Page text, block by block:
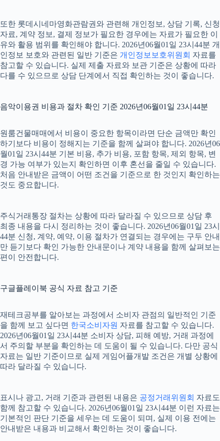
또한 롯데시네마영화관람권와 관련해 개인정보, 상담 기록, 신청
자료, 계약 정보, 결제 정보가 필요한 경우에는 자료가 필요한 이
유와 활용 범위를 확인해야 합니다. 2026년06월01일 23시44분 개
인정보 보호와 관련된 일반 기준은 개인정보보호위원회 자료를
참고할 수 있습니다. 실제 제출 자료와 보관 기준은 상황에 따라
다를 수 있으므로 상담 단계에서 직접 확인하는 것이 좋습니다.
음악이용권 비용과 절차 확인 기준 2026년06월01일 23시44분
원룸건물매매에서 비용이 중요한 항목이라면 단순 금액만 확인
하기보다 비용이 정해지는 기준을 함께 살펴야 합니다. 2026년06
월01일 23시44분 기본 비용, 추가 비용, 포함 항목, 제외 항목, 변
경 가능 여부가 있는지 확인하면 이후 혼선을 줄일 수 있습니다.
처음 안내받은 금액이 어떤 조건을 기준으로 한 것인지 확인하는
것도 중요합니다.
주식거래통장 절차는 상황에 따라 달라질 수 있으므로 상담 후
최종 내용을 다시 정리하는 것이 좋습니다. 2026년06월01일 23시
44분 신청, 계약, 예약, 이용 절차가 연결되는 경우에는 구두 안내
만 듣기보다 확인 가능한 안내문이나 계약 내용을 함께 살펴보는
편이 안전합니다.
구글플레이북 공식 자료 참고 기준
재테크공부를 알아보는 과정에서 소비자 관점의 일반적인 기준
을 함께 보고 싶다면 한국소비자원 자료를 참고할 수 있습니다.
2026년06월01일 23시44분 소비자 상담, 피해 예방, 거래 과정에
서 주의할 부분을 확인하는 데 도움이 될 수 있습니다. 다만 공식
자료는 일반 기준이므로 실제 게임어플개발 조건은 개별 상황에
따라 달라질 수 있습니다.
표시나 광고, 거래 기준과 관련된 내용은 공정거래위원회 자료도
함께 참고할 수 있습니다. 2026년06월01일 23시44분 이런 자료는
기본적인 판단 기준을 세우는 데 도움이 되며, 실제 이용 전에는
안내받은 내용과 비교해서 확인하는 것이 좋습니다.